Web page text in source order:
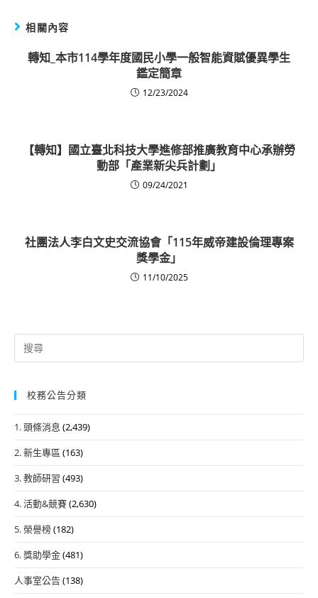
相關內容
轉知_本市114學年度國民小學一般智能資賦優異學生
鑑定簡章
12/23/2024
【轉知】國立臺北科技大學進修部推廣教育中心承辦勞
動部「產業新尖兵計劃」
09/24/2021
社團法人李白文史交流協會「115年威帝建設倫理專案
獎學金」
11/10/2025
Search
for:
校務公告分類
1. 頭條消息 (2,439)
2. 新生專區 (163)
3. 教師研習 (493)
4. 活動&競賽(2,630)
5. 榮譽榜(182)
6. 獎助學金(481)
人事室公告(138)